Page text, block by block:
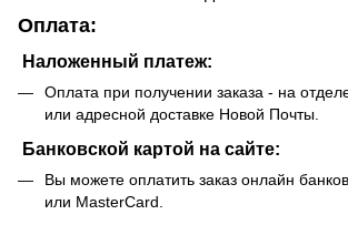
Оплата:
Наложенный платеж:
Оплата при получении заказа - на
или адресной доставке Новой Почты.
Банковской картой на сайте:
Вы можете оплатить заказ онлайн
или MasterCard.